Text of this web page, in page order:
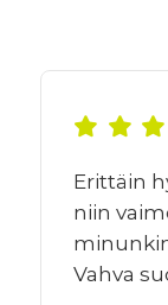
Erittäin
niin
Vahva